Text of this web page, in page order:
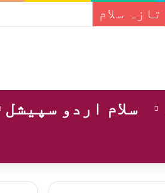
تازہ سلام
سلام اردو سپیشل